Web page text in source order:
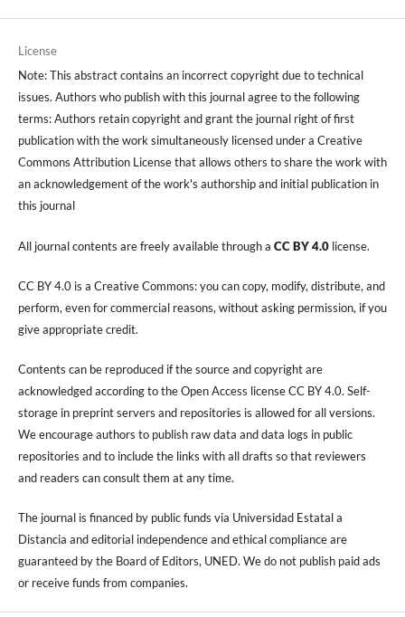
License
Note: This abstract contains an incorrect copyright due to technical
issues. Authors who publish with this journal agree to the following
terms: Authors retain copyright and grant the journal right of first
publication with the work simultaneously licensed under a Creative
Commons Attribution License that allows others to share the work with
an acknowledgement of the work's authorship and initial publication in
this journal
All journal contents are freely available through a CC BY 4.0license.
CC BY 4.0 is a Creative Commons: you can copy, modify, distribute, and
perform, even for commercial reasons, without asking permission, if you
give appropriate credit.
Contents can be reproduced if the source and copyright are
acknowledged according to the Open Access license CC BY 4.0. Self-
storage in preprint servers and repositories is allowed for all versions.
We encourage authors to publish raw data and data logs in public
repositories and to include the links with all drafts so that reviewers
and readers can consult them at any time.
The journal is financed by public funds via Universidad Estatal a
Distancia and editorial independence and ethical compliance are
guaranteed by the Board of Editors, UNED. We do not publish paid ads
or receive funds from companies.